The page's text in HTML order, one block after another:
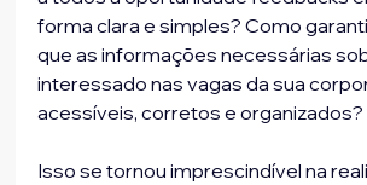
forma clara e simples? Como
que as informações necessárias
interessado nas vagas da sua
acessíveis, corretos e organizados?
Isso se tornou imprescindível na